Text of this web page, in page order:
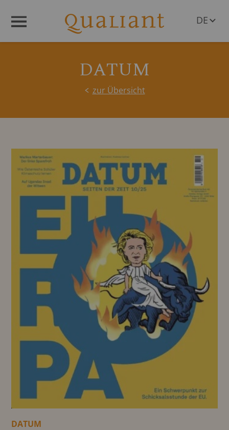
DE
DATUM
zur Übersicht
DATUM